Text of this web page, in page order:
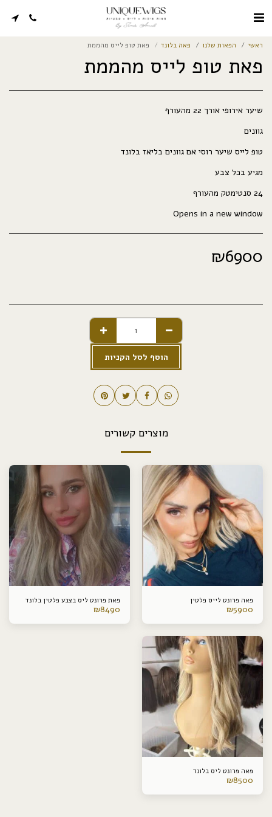
ראשי הפאות שלנו פאה בלונד פאת טופ לייס מהממת
פאת טופ לייס מהממת
Opens in a new window
₪6900
הוסף לסל הקניות
מוצרים קשורים
פאה פרונט לייס פלטין
₪5900
פאת פרונט ליס בצבע פלטין בלונד
₪8490
פאה פרונט ליס בלונד
₪8500